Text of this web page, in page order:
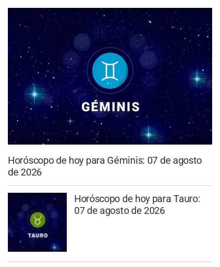
Horóscopo de hoy para Géminis: 07 de agosto
de 2026
Horóscopo de hoy para Tauro:
07 de agosto de 2026